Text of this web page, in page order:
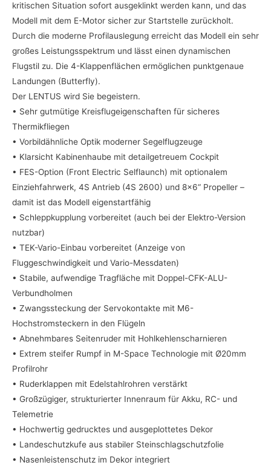
kritischen Situation sofort ausgeklinkt werden kann, und das
Modell mit dem E-Motor sicher zur Startstelle zurückholt.
Durch die moderne Profilauslegung erreicht das Modell ein sehr
großes Leistungsspektrum und lässt einen dynamischen
Flugstil zu. Die 4-Klappenflächen ermöglichen punktgenaue
Landungen (Butterfly).
Der LENTUS wird Sie begeistern.
• Sehr gutmütige Kreisflugeigenschaften für sicheres
Thermikfliegen
• Vorbildähnliche Optik moderner Segelflugzeuge
• Klarsicht Kabinenhaube mit detailgetreuem Cockpit
• FES-Option (Front Electric Selflaunch) mit optionalem
Einziehfahrwerk, 4S Antrieb (4S 2600) und 8×6“ Propeller –
damit ist das Modell eigenstartfähig
• Schleppkupplung vorbereitet (auch bei der Elektro-Version
nutzbar)
• TEK-Vario-Einbau vorbereitet (Anzeige von
Fluggeschwindigkeit und Vario-Messdaten)
• Stabile, aufwendige Tragfläche mit Doppel-CFK-ALU-
Verbundholmen
• Zwangssteckung der Servokontakte mit M6-
Hochstromsteckern in den Flügeln
• Abnehmbares Seitenruder mit Hohlkehlenscharnieren
• Extrem steifer Rumpf in M-Space Technologie mit Ø20mm
Profilrohr
• Ruderklappen mit Edelstahlrohren verstärkt
• Großzügiger, strukturierter Innenraum für Akku, RC- und
Telemetrie
• Hochwertig gedrucktes und ausgeplottetes Dekor
• Landeschutzkufe aus stabiler Steinschlagschutzfolie
• Nasenleistenschutz im Dekor integriert